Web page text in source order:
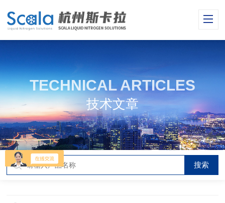
TECHNICAL ARTICLES
技术文章